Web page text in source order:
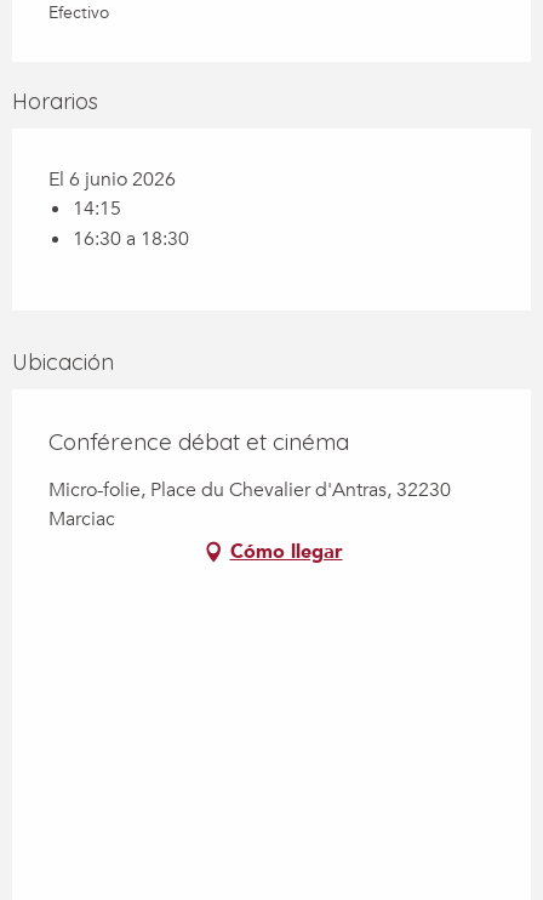
Efectivo
Horarios
El 6 junio 2026
14:15
16:30 a 18:30
Ubicación
Conférence débat et cinéma
Micro-folie, Place du Chevalier d'Antras, 32230
Marciac
Cómo llegar